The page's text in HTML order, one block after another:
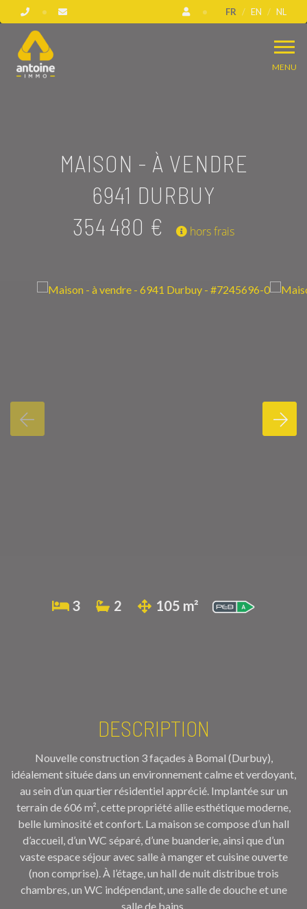
FR EN NL
MENU
MAISON - À VENDRE
6941 DURBUY
354 480 €
hors frais
3 2 105 m²
DESCRIPTION
Nouvelle construction 3 façades à Bomal (Durbuy),
idéalement située dans un environnement calme et verdoyant,
au sein d’un quartier résidentiel apprécié. Implantée sur un
terrain de 606 m², cette propriété allie esthétique moderne,
belle luminosité et confort. La maison se compose d’un hall
d’accueil, d’un WC séparé, d’une buanderie, ainsi que d’un
vaste espace séjour avec salle à manger et cuisine ouverte
(non comprise). À l’étage, un hall de nuit distribue trois
chambres, un WC indépendant, une salle de douche et une
salle de bains.